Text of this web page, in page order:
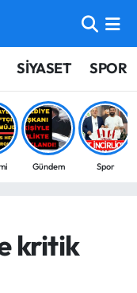
SİYASET SPOR
Gündem Spor
kritik